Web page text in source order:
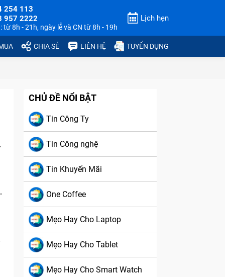
254 113
957 2222
từ 8h - 21h, ngày lễ và CN từ 8h - 19h
Lịch hẹn
CHIA SẺ LIÊN HỆ TUYỂN DỤNG
CHỦ ĐỀ NỔI BẬT
Tin Công Ty
Tin Công nghệ
Tin Khuyến Mãi
One Coffee
Mẹo Hay Cho Laptop
Mẹo Hay Cho Tablet
Mẹo Hay Cho Smart Watch